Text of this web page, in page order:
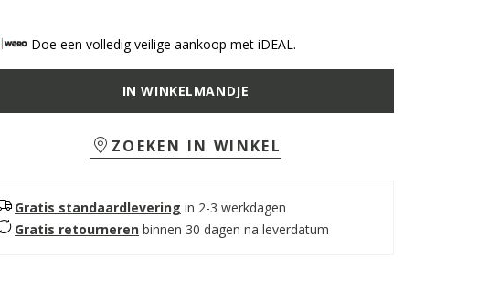
Doe een volledig veilige aankoop met iDEAL.
IN WINKELMANDJE
ZOEKEN IN WINKEL
Gratis standaardlevering in 2-3 werkdagen
Gratis retourneren binnen 30 dagen na leverdatum